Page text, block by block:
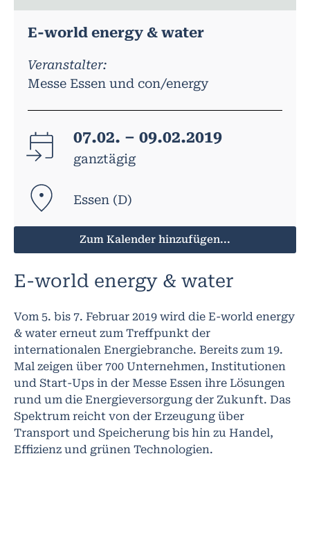
E-world energy & water
Veranstalter:
Messe Essen und con/energy
07.02. – 09.02.2019
ganztägig
Essen (D)
Zum Kalender hinzufügen...
E-world energy & water
Vom 5. bis 7. Februar 2019 wird die E-world energy
& water erneut zum Treffpunkt der
internationalen Energiebranche. Bereits zum 19.
Mal zeigen über 700 Unternehmen, Institutionen
und Start-Ups in der Messe Essen ihre Lösungen
rund um die Energieversorgung der Zukunft. Das
Spektrum reicht von der Erzeugung über
Transport und Speicherung bis hin zu Handel,
Effizienz und grünen Technologien.